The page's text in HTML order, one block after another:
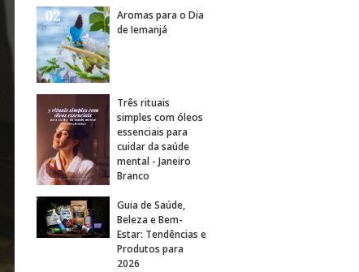
Aromas para o Dia
de Iemanjá
Três rituais
simples com óleos
essenciais para
cuidar da saúde
mental - Janeiro
Branco
Guia de Saúde,
Beleza e Bem-
Estar: Tendências e
Produtos para
2026